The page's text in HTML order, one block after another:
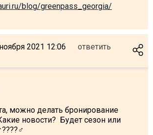
blog/greenpass_georgia/
2021 12:06 ответить
можно делать бронирование
новости? Будет сезон или